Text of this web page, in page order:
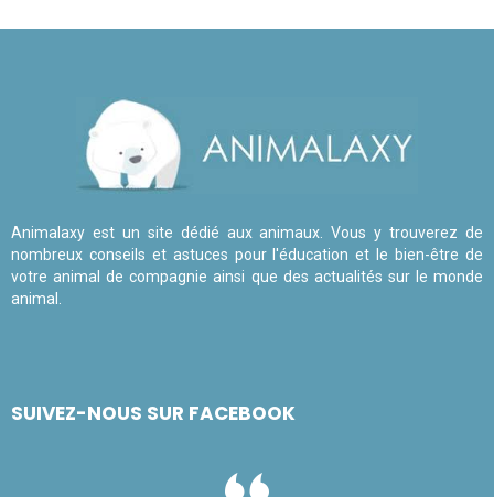
Animalaxy est un site dédié aux animaux. Vous y trouverez de
nombreux conseils et astuces pour l'éducation et le bien-être de
votre animal de compagnie ainsi que des actualités sur le monde
animal.
SUIVEZ-NOUS SUR FACEBOOK